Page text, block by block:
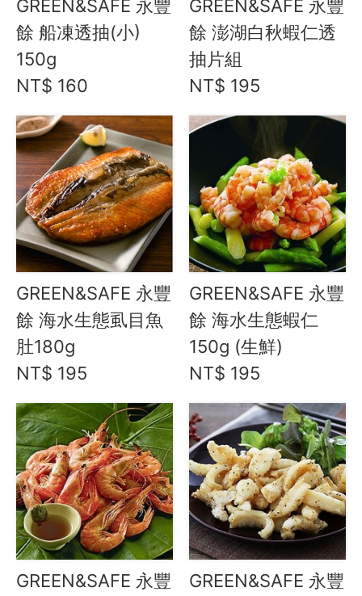
社群
愛飯團FB粉絲團
Instagram
聯絡我們
客服專線
服務信箱
關於
關於愛飯團
合作與廣告
媒體推薦與報導
隱私保護
資訊安全
GREEN&SAFE 永豐
餘 船凍透抽(小)
150g
NT$ 160
GREEN&SAFE 永豐
餘 澎湖白秋蝦仁透
抽片組
NT$ 195
GREEN&SAFE 永豐
餘 海水生態虱目魚
肚180g
NT$ 195
GREEN&SAFE 永豐
餘 海水生態蝦仁
150g (生鮮)
NT$ 195
GREEN&SAFE 永豐
GREEN&SAFE 永豐